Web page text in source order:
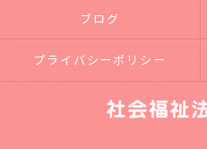
ブログ
プライバシーポリシー